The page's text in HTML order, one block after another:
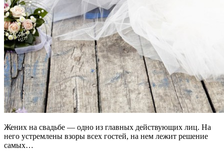
Жених на свадьбе — одно из главных действующих лиц. На
него устремлены взоры всех гостей, на нем лежит решение
самых…